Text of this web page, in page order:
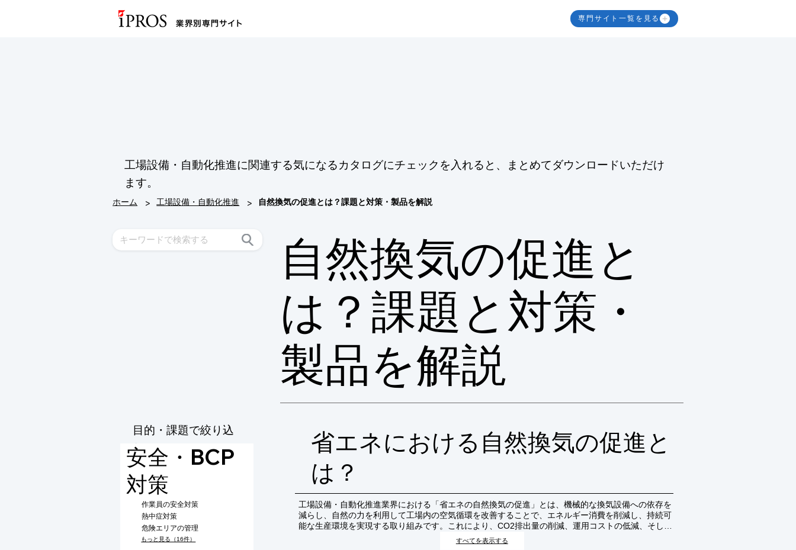
専門サイト一覧を見る
工場設備・自動化推進に関連する気になるカタログにチェックを入れると、まとめてダウンロードいただけ
ます。
ホーム > 工場設備・自動化推進 > 自然換気の促進とは？課題と対策・製品を解説
自然換気の促進と
は？課題と対策・
製品を解説
目的・課題で絞り込
む
安全・BCP
対策
作業員の安全対策
熱中症対策
危険エリアの管理
もっと見る（16件）
省エネにおける自然換気の促進と
は？
工場設備・自動化推進業界における「省エネの自然換気の促進」とは、機械的な換気設備への依存を
減らし、自然の力を利用して工場内の空気循環を改善することで、エネルギー消費を削減し、持続可
能な生産環境を実現する取り組みです。これにより、CO2排出量の削減、運用コストの低減、そして
すべてを表示する